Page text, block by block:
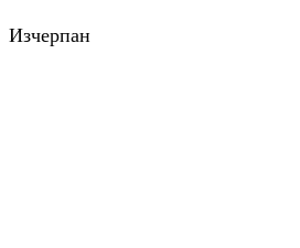
Изчерпан